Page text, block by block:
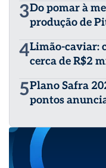
3Do pomar à
produção de
4Limão-caviar:
cerca de R$2
5Plano Safra
pontos